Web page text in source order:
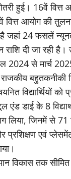
हुई। 16वें वित्त
आयोग की
जहां 24 फसलें
दी जा रही
2024 से मार्च
बहुतकनीकी
विद्यार्थियों
डाई के 8
लिया, जिनमें से
प्रशिक्षण एवं
विकास तक